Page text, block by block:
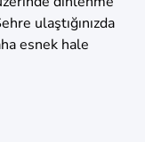
ulaştığınızda
esnek hale